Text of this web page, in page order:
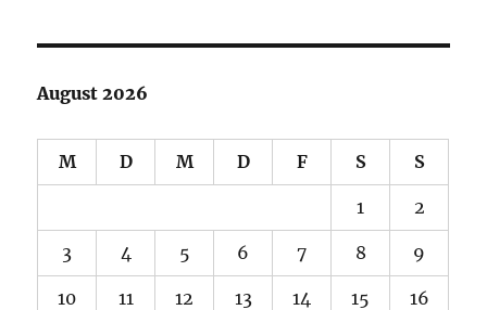
August 2026
M D M D F S S
1 2
3 4 5 6 7 8 9
10 11 12 13 14 15 16